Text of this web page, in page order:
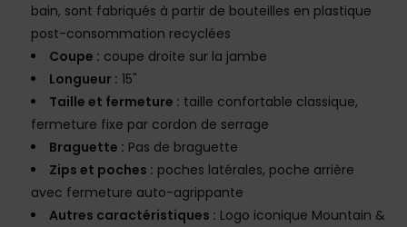
bain, sont fabriqués à partir de bouteilles en plastique
post-consommation recyclées
Coupe : coupe droite sur la jambe
Longueur : 15"
Taille et fermeture : taille confortable classique,
fermeture fixe par cordon de serrage
Braguette : Pas de braguette
Zips et poches : poches latérales, poche arrière
avec fermeture auto-agrippante
Autres caractéristiques : Logo iconique Mountain &